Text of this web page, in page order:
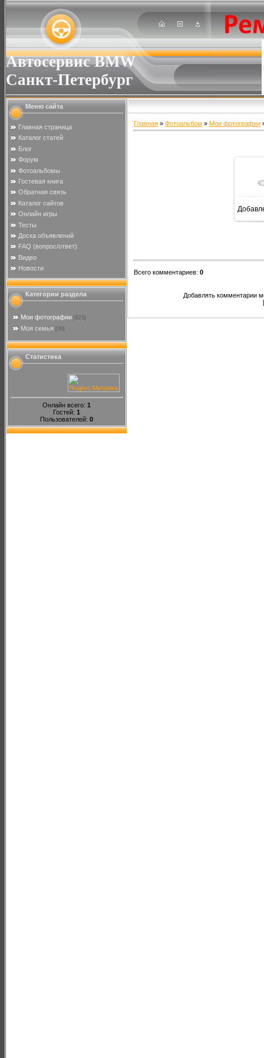
Автосервис BMW
Санкт-Петербург
Меню сайта
Главная страница
Каталог статей
Блог
Форум
Фотоальбомы
Гостевая книга
Обратная связь
Каталог сайтов
Онлайн игры
Тесты
Доска объявлений
FAQ (вопрос/ответ)
Видео
Новости
Категории раздела
Мои фотографии [623]
Моя семья [30]
Статистика
Онлайн всего: 1
Гостей: 1
Пользователей: 0
Главная » Фотоальбом » Мои фотографии
Всего комментариев: 0
Добавлять комментарии